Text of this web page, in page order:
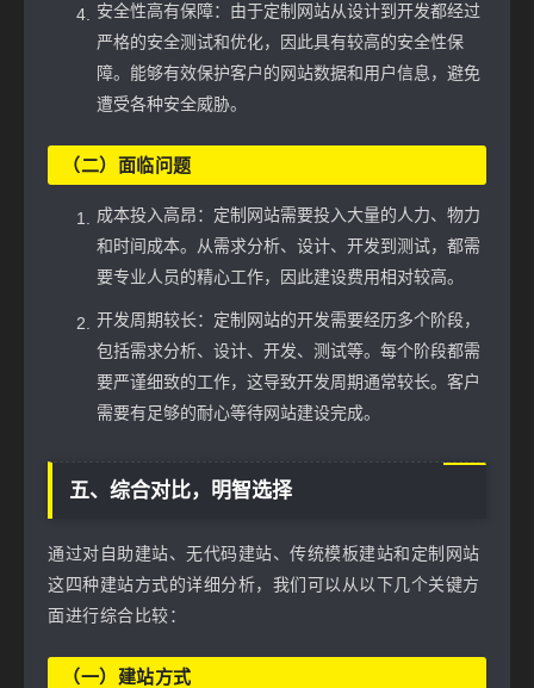
安全性高有保障：由于定制网站从设计到开发都经过
严格的安全测试和优化，因此具有较高的安全性保
障。能够有效保护客户的网站数据和用户信息，避免
遭受各种安全威胁。
（二）面临问题
成本投入高昂：定制网站需要投入大量的人力、物力
和时间成本。从需求分析、设计、开发到测试，都需
要专业人员的精心工作，因此建设费用相对较高。
开发周期较长：定制网站的开发需要经历多个阶段，
包括需求分析、设计、开发、测试等。每个阶段都需
要严谨细致的工作，这导致开发周期通常较长。客户
需要有足够的耐心等待网站建设完成。
五、综合对比，明智选择
通过对自助建站、无代码建站、传统模板建站和定制网站
这四种建站方式的详细分析，我们可以从以下几个关键方
面进行综合比较：
（一）建站方式